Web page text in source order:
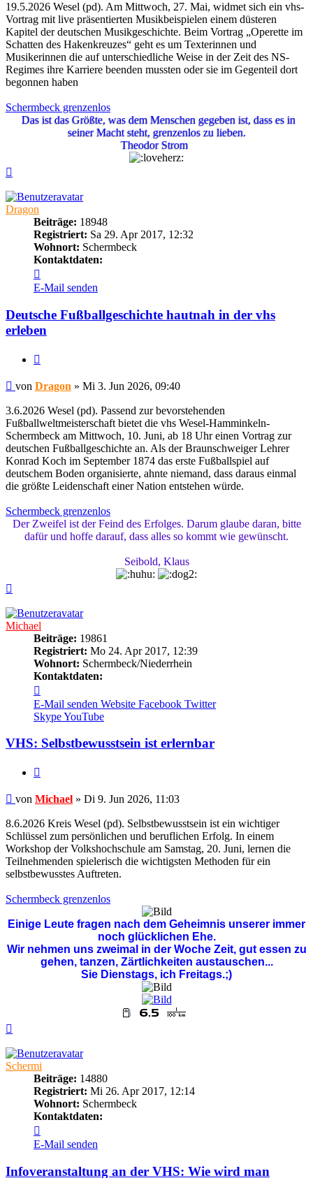
19.5.2026 Wesel (pd). Am Mittwoch, 27. Mai, widmet sich ein vhs-
Vortrag mit live präsentierten Musikbeispielen einem düsteren
Kapitel der deutschen Musikgeschichte. Beim Vortrag „Operette im
Schatten des Hakenkreuzes“ geht es um Texterinnen und
Musikerinnen die auf unterschiedliche Weise in der Zeit des NS-
Regimes ihre Karriere beenden mussten oder sie im Gegenteil dort
begonnen haben
Schermbeck grenzenlos
Das ist das Größte, was dem Menschen gegeben ist, dass es in
seiner Macht steht, grenzenlos zu lieben.
Theodor Strom
Dragon
Beiträge: 18948
Registriert: Sa 29. Apr 2017, 12:32
Wohnort: Schermbeck
Kontaktdaten:
von
Dragon
E-Mail senden
Deutsche Fußballgeschichte hautnah in der vhs
erleben
Beitrag
von Dragon » Mi 3. Jun 2026, 09:40
3.6.2026 Wesel (pd). Passend zur bevorstehenden
Fußballweltmeisterschaft bietet die vhs Wesel-Hamminkeln-
Schermbeck am Mittwoch, 10. Juni, ab 18 Uhr einen Vortrag zur
deutschen Fußballgeschichte an. Als der Braunschweiger Lehrer
Konrad Koch im September 1874 das erste Fußballspiel auf
deutschem Boden organisierte, ahnte niemand, dass daraus einmal
die größte Leidenschaft einer Nation entstehen würde.
Schermbeck grenzenlos
Der Zweifel ist der Feind des Erfolges. Darum glaube daran, bitte
dafür und hoffe darauf, dass alles so kommt wie gewünscht.
Seibold, Klaus
Michael
Beiträge: 19861
Registriert: Mo 24. Apr 2017, 12:39
Wohnort: Schermbeck/Niederrhein
Kontaktdaten:
von
Michael
E-Mail senden Website Facebook Twitter
SkypeYouTube
VHS: Selbstbewusstsein ist erlernbar
Beitrag
von Michael » Di 9. Jun 2026, 11:03
8.6.2026 Kreis Wesel (pd). Selbstbewusstsein ist ein wichtiger
Schlüssel zum persönlichen und beruflichen Erfolg. In einem
Workshop der Volkshochschule am Samstag, 20. Juni, lernen die
Teilnehmenden spielerisch die wichtigsten Methoden für ein
selbstbewusstes Auftreten.
Schermbeck grenzenlos
Einige Leute fragen nach dem Geheimnis unserer immer
noch glücklichen Ehe.
Wir nehmen uns zweimal in der Woche Zeit, gut essen zu
gehen, tanzen, Zärtlichkeiten austauschen...
Sie Dienstags, ich Freitags.;)
Schermi
Beiträge: 14880
Registriert: Mi 26. Apr 2017, 12:14
Wohnort: Schermbeck
Kontaktdaten:
von
Schermi
E-Mail senden
Infoveranstaltung an der VHS: Wie wird man